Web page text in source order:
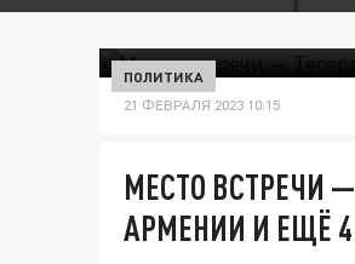
ПОЛИТИКА
21 ФЕВРАЛЯ 2023 10:15
МЕСТО ВСТРЕЧИ
АРМЕНИИ И ЕЩЁ